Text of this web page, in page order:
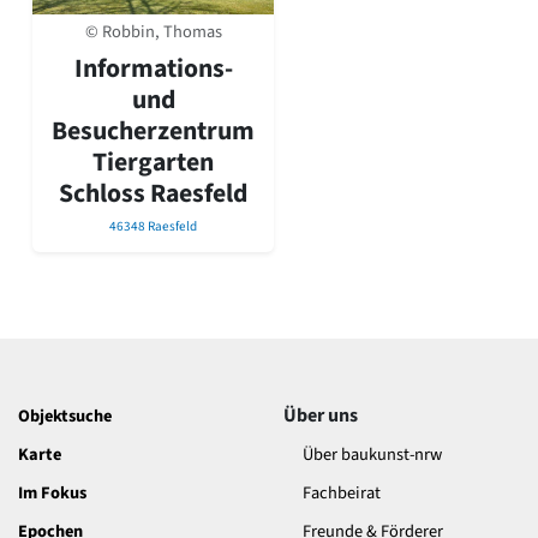
David Chipperfield
Harald Deilmann
Gottfried Böhm
Schneider von Esleben
Peter Behrens
Auszeichnung vorbildlicher Bauten NRW 2020
Big Beautiful Buildings (Großbauten der Nachkriegszeit)
Epochen
Gesamtübersicht...
Historismus
Klassizismus
Renaissance
Gotik
© Robbin, Thomas
Informations-
und
Besucherzentrum
Tiergarten
Schloss Raesfeld
46348 Raesfeld
Objektsuche
Karte
Im Fokus
Epochen
Über uns
Über baukunst-nrw
Fachbeirat
Freunde & Förderer